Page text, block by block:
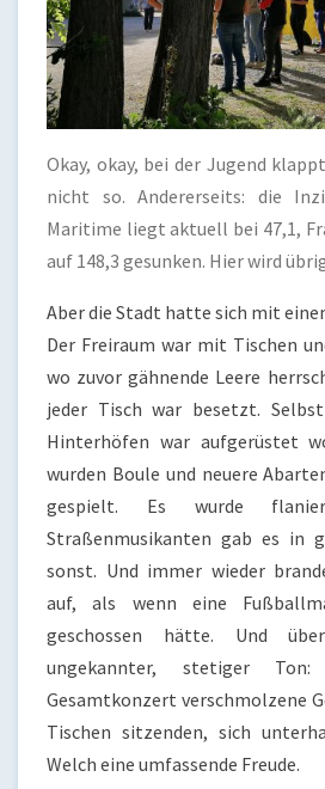
Okay, okay, bei der Jugend
nicht so. Andererseits: die
Maritime liegt aktuell bei 47,1,
auf 148,3 gesunken. Hier wird
Aber die Stadt hatte sich mit
Der Freiraum war mit Tischen
wo zuvor gähnende Leere
jeder Tisch war besetzt.
Hinterhöfen war aufgerüstet
wurden Boule und neuere
gespielt. Es wurde
Straßenmusikanten gab es in
sonst. Und immer wieder
auf, als wenn eine
geschossen hätte. Und
ungekannter, stetiger
Gesamtkonzert verschmolzene
Tischen sitzenden, sich
Welch eine umfassende Freude.